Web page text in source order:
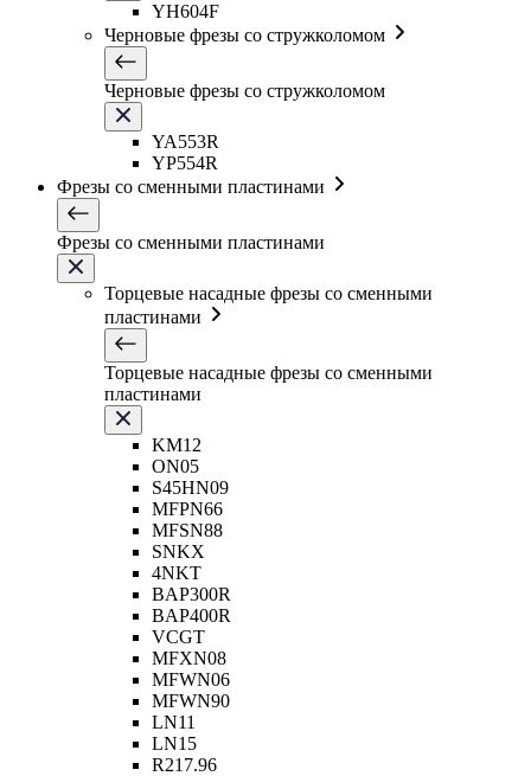
YH604F
Черновые фрезы со стружколомом
Черновые фрезы со стружколомом
YA553R
YP554R
Фрезы со сменными пластинами
Фрезы со сменными пластинами
Торцевые насадные фрезы со сменными
пластинами
Торцевые насадные фрезы со сменными
пластинами
KM12
ON05
S45HN09
MFPN66
MFSN88
SNKX
4NKT
BAP300R
BAP400R
VCGT
MFXN08
MFWN06
MFWN90
LN11
LN15
R217.96